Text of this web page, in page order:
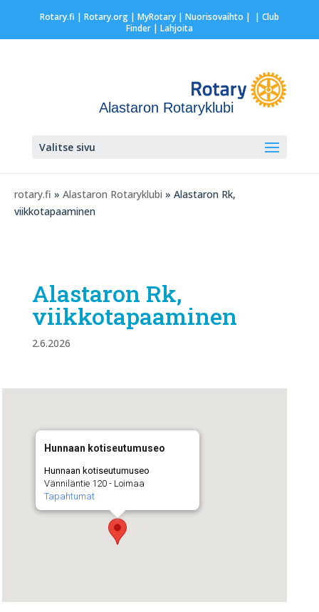
Rotary.fi | Rotary.org| MyRotary | Nuorisovaihto | | Club
Finder| Lahjoita
Alastaron Rotaryklubi
Valitse sivu
rotary.fi » Alastaron Rotaryklubi » Alastaron Rk,
viikkotapaaminen
Alastaron Rk,
viikkotapaaminen
2.6.2026
Hunnaan kotiseutumuseo
Hunnaan kotiseutumuseo
Vänniläntie 120 - Loimaa
Tapahtumat